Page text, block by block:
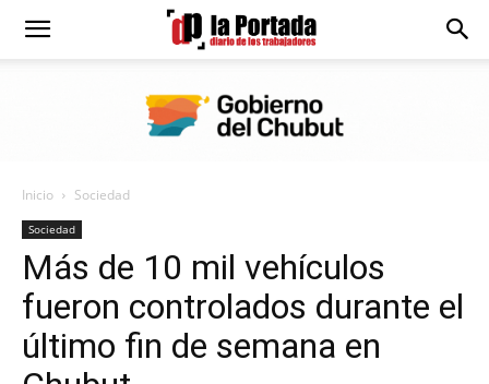
Diario
Portada
Inicio Sociedad
Sociedad
Más de 10 mil vehículos
fueron controlados durante el
último fin de semana en